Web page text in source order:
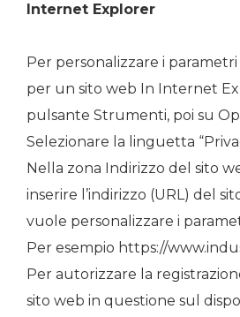
Internet Explorer
Per personalizzare i
per un sito web In Internet
pulsante Strumenti, poi su
Selezionare la linguetta
Nella zona Indirizzo del sito
inserire l’indirizzo (URL) del
vuole personalizzare i
Per esempio https://
Per autorizzare la
sito web in questione sul